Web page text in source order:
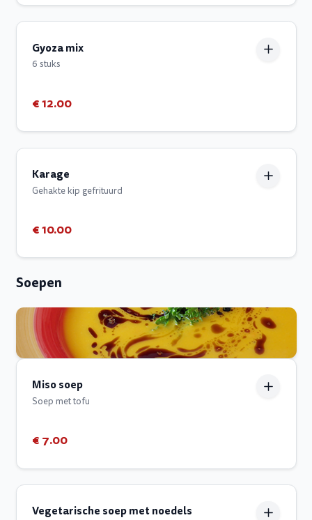
Gyoza mix
6 stuks
€ 12.00
Karage
Gehakte kip gefrituurd
€ 10.00
Soepen
Miso soep
Soep met tofu
€ 7.00
Vegetarische soep met noedels